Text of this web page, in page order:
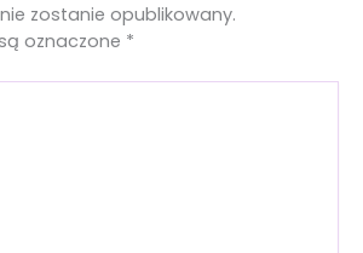
zostanie opublikowany.
oznaczone *